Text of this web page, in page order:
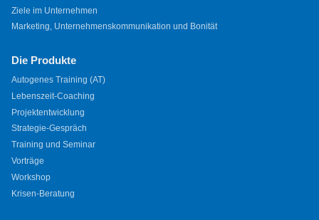
Ziele im Unternehmen
Marketing, Unternehmenskommunikation und Bonität
Die Produkte
Autogenes Training (AT)
Lebenszeit-Coaching
Projektentwicklung
Strategie-Gespräch
Training und Seminar
Vorträge
Workshop
Krisen-Beratung